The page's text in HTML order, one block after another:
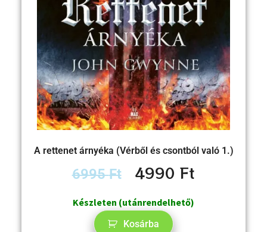
A rettenet árnyéka (Vérből és csontból való 1.)
6995Ft 4990Ft
Készleten (utánrendelhető)
Kosárba